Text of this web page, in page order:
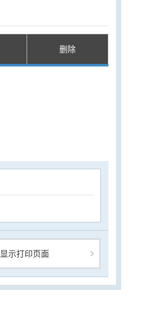
删除
显示打印页面